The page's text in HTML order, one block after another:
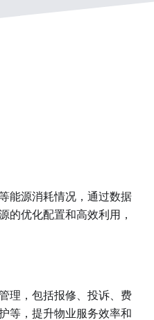
能源消耗情况，通过数据
的优化配置和高效利用，
理，包括报修、投诉、费
等，提升物业服务效率和